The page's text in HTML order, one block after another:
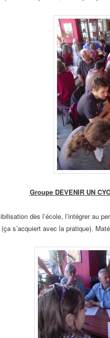
Groupe DEVENIR UN
dès l’école, l’intégrer au
s’acquiert avec la pratique).